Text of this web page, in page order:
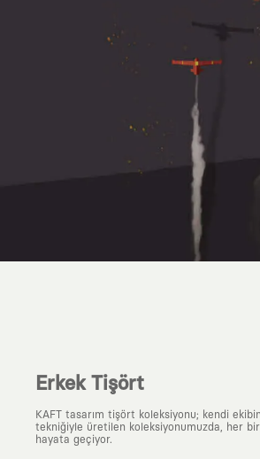
Erkek Tişört
KAFT tasarım tişört koleksiyonu; kendi
tekniğiyle üretilen koleksiyonumuzda, her
hayata geçiyor.